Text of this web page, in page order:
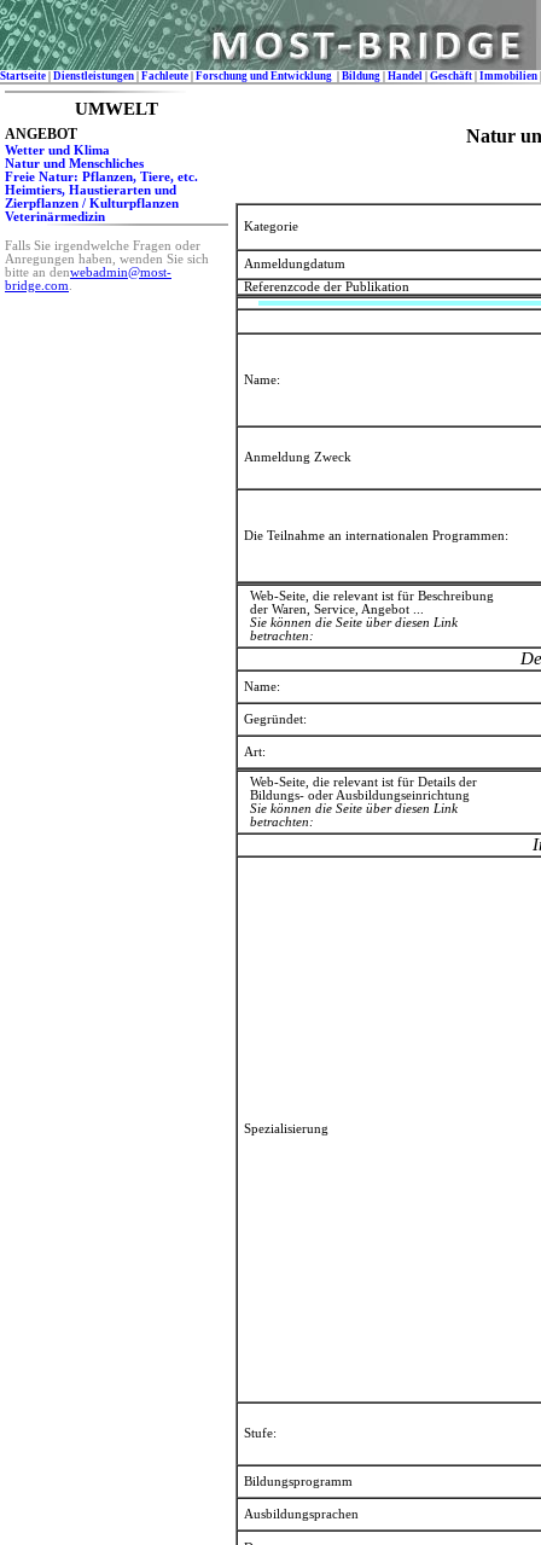
Startseite Dienstleistungen Fachleute Forschung und Entwicklung Bildung Handel Geschäft Immobilien
UMWELT
ANGEBOT
Wetter und Klima
Natur und Menschliches
Freie Natur: Pflanzen, Tiere, etc.
Heimtiers, Haustierarten und
Zierpflanzen / Kulturpflanzen
Veterinärmedizin
Falls Sie irgendwelche Fragen oder
Anregungen haben, wenden Sie sich
bitte an denwebadmin@most-
bridge.com
Natur
Kategorie
Anmeldungdatum
Referenzcode der Publikation
Name:
Anmeldung Zweck
Die Teilnahme an internationalen Programmen:
Web-Seite, die relevant ist für Beschreibung
der Waren, Service, Angebot ...
Sie können die Seite über diesen Link
betrachten:
Name:
Gegründet:
Art:
Web-Seite, die relevant ist für Details der
Bildungs- oder Ausbildungseinrichtung
Sie können die Seite über diesen Link
betrachten:
Spezialisierung
Stufe:
Bildungsprogramm
Ausbildungsprachen